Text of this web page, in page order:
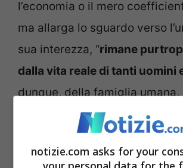
l’economia o il mero
ma allarga lo sguardo verso
sua interezza, “rimane
dalla vita reale di tanti uomini
dunque, della famiglia umana,
del tutto interconnessa”.
LEGGI ANCHE:Vaticano, duro
notizie.com asks for your